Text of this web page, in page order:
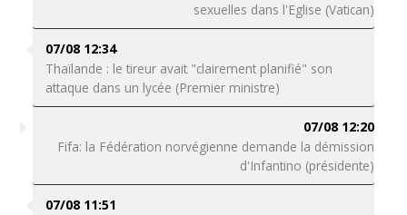
sexuelles dans l'Eglise (Vatican)
07/08 12:34
Thaïlande : le tireur avait "clairement planifié" son
attaque dans un lycée (Premier ministre)
07/08 12:20
Fifa: la Fédération norvégienne demande la démission
d'Infantino (présidente)
07/08 11:51